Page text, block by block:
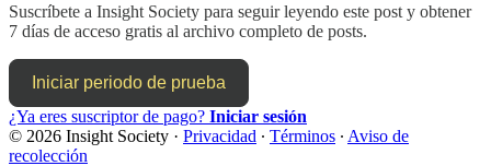
Suscríbete a Insight Society para seguir leyendo este post y obtener
7 días de acceso gratis al archivo completo de posts.
Iniciar periodo de prueba
¿Ya eres suscriptor de pago? Iniciar sesión
© 2026 Insight Society · Privacidad ∙ Términos ∙ Aviso de
recolección